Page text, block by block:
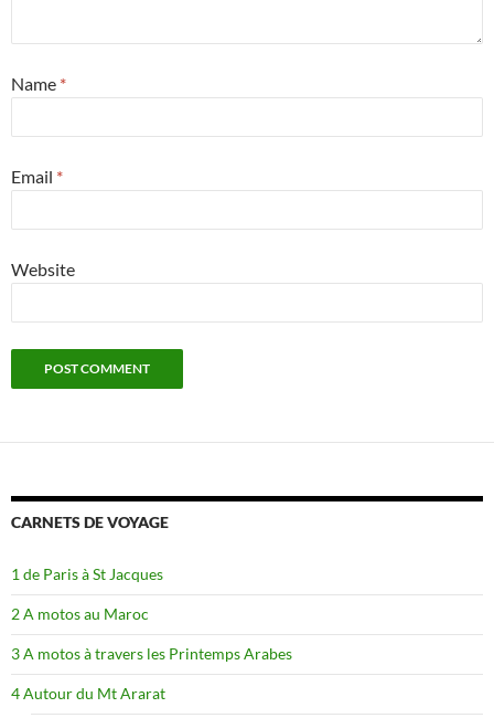
Name *
Email *
Website
CARNETS DE VOYAGE
1 de Paris à St Jacques
2 A motos au Maroc
3 A motos à travers les Printemps Arabes
4 Autour du Mt Ararat